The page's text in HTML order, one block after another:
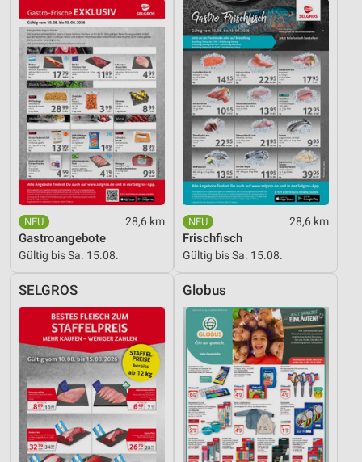
28,6 km
Gastroangebote
Gültig bis Sa. 15.08.
28,6 km
Frischfisch
Gültig bis Sa. 15.08.
SELGROS Globus